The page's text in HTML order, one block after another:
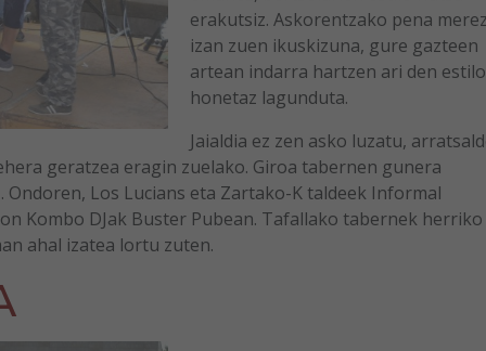
erakutsiz. Askorentzako pena
izan zuen ikuskizuna, gure gazteen
artean indarra hartzen ari den estilo
honetaz lagunduta.
Jaialdia ez zen asko luzatu,
geratzea eragin zuelako. Giroa tabernen gunera
Los Lucians eta Zartako-K taldeek Informal
Kombo DJak Buster Pubean. Tafallako tabernek herriko
ahal izatea lortu zuten.